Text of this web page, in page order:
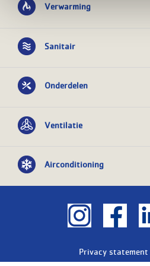
Verwarming
Sanitair
Onderdelen
Ventilatie
Airconditioning
Privacy statement